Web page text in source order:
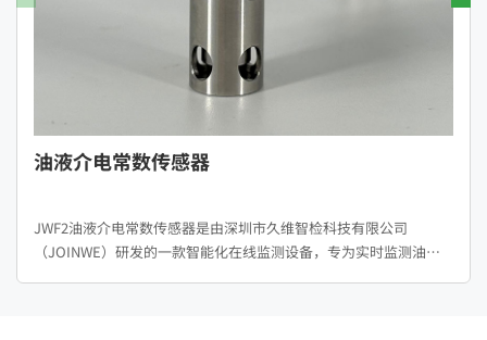
油液介电常数传感器
JWF2油液介电常数传感器是由深圳市久维智检科技有限公司
（JOINWE）研发的一款智能化在线监测设备，专为实时监测油品